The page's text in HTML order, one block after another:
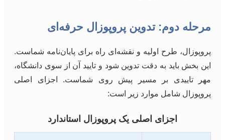
مرحله دوم: تدوین پروپوزال حرفه‌ای
پروپوزال، طرح اولیه و نقشه‌ای راه برای پایان‌نامه شماست.
این بخش باید به دقت تدوین شود و تایید آن از سوی دانشگاه،
مهر تاییدی بر مسیر پیش روی شماست. اجزای اصلی
پروپوزال شامل موارد زیر است:
اجزای اصلی یک پروپوزال استاندارد